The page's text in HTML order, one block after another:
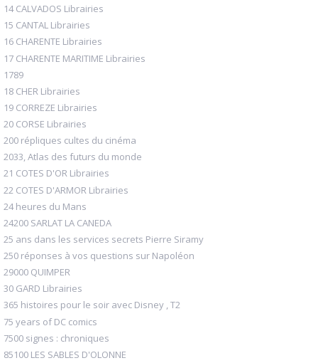
14 CALVADOS Librairies
15 CANTAL Librairies
16 CHARENTE Librairies
17 CHARENTE MARITIME Librairies
1789
18 CHER Librairies
19 CORREZE Librairies
20 CORSE Librairies
200 répliques cultes du cinéma
2033, Atlas des futurs du monde
21 COTES D'OR Librairies
22 COTES D'ARMOR Librairies
24 heures du Mans
24200 SARLAT LA CANEDA
25 ans dans les services secrets Pierre Siramy
250 réponses à vos questions sur Napoléon
29000 QUIMPER
30 GARD Librairies
365 histoires pour le soir avec Disney , T2
75 years of DC comics
7500 signes : chroniques
85100 LES SABLES D'OLONNE